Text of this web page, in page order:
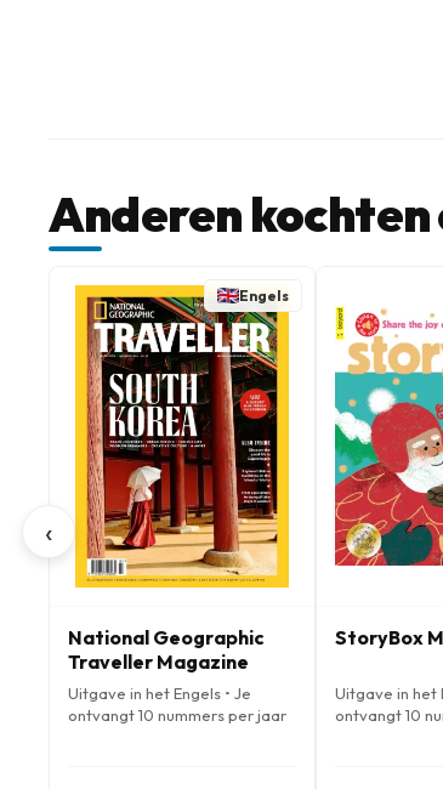
Anderen kochten
‹
Engels
National Geographic
Traveller Magazine
Uitgave in het Engels • Je
ontvangt 10 nummers per jaar
StoryBox
Uitgave in het
ontvangt 10